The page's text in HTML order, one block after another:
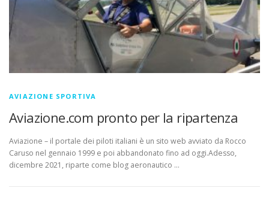
AVIAZIONE SPORTIVA
Aviazione.com pronto per la ripartenza
Aviazione – il portale dei piloti italiani è un sito web avviato da Rocco
Caruso nel gennaio 1999 e poi abbandonato fino ad oggi.Adesso,
dicembre 2021, riparte come blog aeronautico …